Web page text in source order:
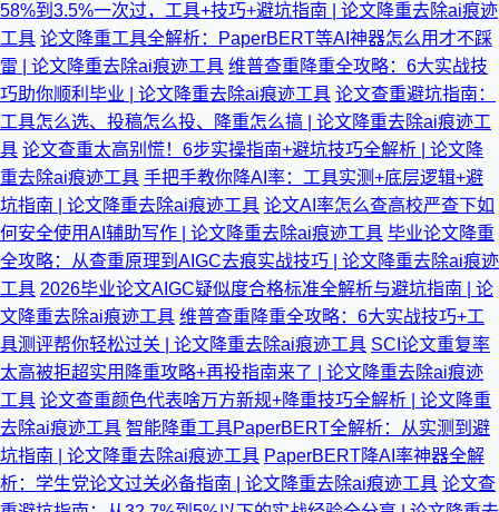
58%到3.5%一次过，工具+技巧+避坑指南 | 论文降重去除ai痕迹
工具 论文降重工具全解析：PaperBERT等AI神器怎么用才不踩
雷 | 论文降重去除ai痕迹工具 维普查重降重全攻略：6大实战技
巧助你顺利毕业 | 论文降重去除ai痕迹工具 论文查重避坑指南：
工具怎么选、投稿怎么投、降重怎么搞 | 论文降重去除ai痕迹工
具 论文查重太高别慌！6步实操指南+避坑技巧全解析 | 论文降
重去除ai痕迹工具 手把手教你降AI率：工具实测+底层逻辑+避
坑指南 | 论文降重去除ai痕迹工具 论文AI率怎么查高校严查下如
何安全使用AI辅助写作 | 论文降重去除ai痕迹工具 毕业论文降重
全攻略：从查重原理到AIGC去痕实战技巧 | 论文降重去除ai痕迹
工具 2026毕业论文AIGC疑似度合格标准全解析与避坑指南 | 论
文降重去除ai痕迹工具 维普查重降重全攻略：6大实战技巧+工
具测评帮你轻松过关 | 论文降重去除ai痕迹工具 SCI论文重复率
太高被拒超实用降重攻略+再投指南来了 | 论文降重去除ai痕迹
工具 论文查重颜色代表啥万方新规+降重技巧全解析 | 论文降重
去除ai痕迹工具 智能降重工具PaperBERT全解析：从实测到避
坑指南 | 论文降重去除ai痕迹工具 PaperBERT降AI率神器全解
析：学生党论文过关必备指南 | 论文降重去除ai痕迹工具 论文查